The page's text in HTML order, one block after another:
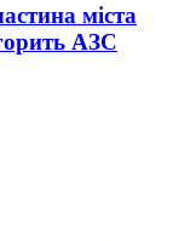
міста
АЗС